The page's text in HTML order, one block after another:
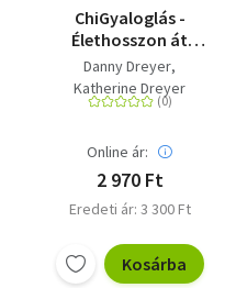
ChiGyaloglás -
Élethosszon át
egészségesen és
energikusan járható
módszer
Danny Dreyer
Katherine Dreyer
Online ár:
2 970 Ft
Eredeti ár: 3 300 Ft
Kosárba